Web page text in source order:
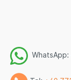
WhatsApp: